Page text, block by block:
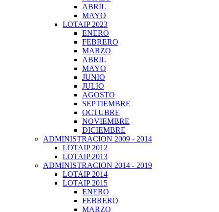
ABRIL
MAYO
LOTAIP 2023
ENERO
FEBRERO
MARZO
ABRIL
MAYO
JUNIO
JULIO
AGOSTO
SEPTIEMBRE
OCTUBRE
NOVIEMBRE
DICIEMBRE
ADMINISTRACION 2009 - 2014
LOTAIP 2012
LOTAIP 2013
ADMINISTRACION 2014 - 2019
LOTAIP 2014
LOTAIP 2015
ENERO
FEBRERO
MARZO